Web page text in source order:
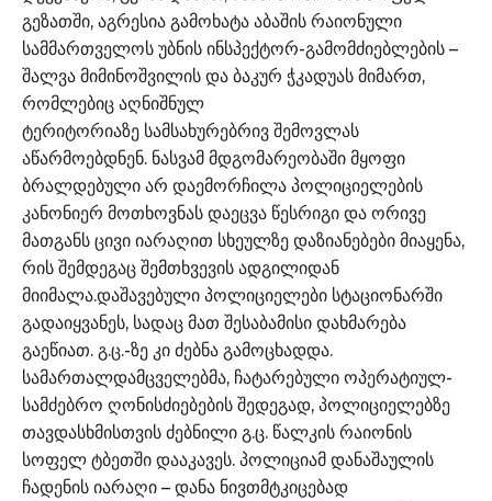
გეზათში, აგრესია გამოხატა აბაშის რაიონული
სამმართველოს უბნის ინსპექტორ-გამომძიებლების –
შალვა მიმინოშვილის და ბაკურ ჭკადუას მიმართ,
რომლებიც აღნიშნულ
ტერიტორიაზე სამსახურებრივ შემოვლას
აწარმოებდნენ. ნასვამ მდგომარეობაში მყოფი
ბრალდებული არ დაემორჩილა პოლიციელების
კანონიერ მოთხოვნას დაეცვა წესრიგი და ორივე
მათგანს ცივი იარაღით სხეულზე დაზიანებები მიაყენა,
რის შემდეგაც შემთხვევის ადგილიდან
მიიმალა.დაშავებული პოლიციელები სტაციონარში
გადაიყვანეს, სადაც მათ შესაბამისი დახმარება
გაეწიათ. გ.ც.-ზე კი ძებნა გამოცხადდა.
სამართალდამცველებმა, ჩატარებული ოპერატიულ-
სამძებრო ღონისძიებების შედეგად, პოლიციელებზე
თავდასხმისთვის ძებნილი გ.ც. წალკის რაიონის
სოფელ ტბეთში დააკავეს. პოლიციამ დანაშაულის
ჩადენის იარაღი – დანა ნივთმტკიცებად